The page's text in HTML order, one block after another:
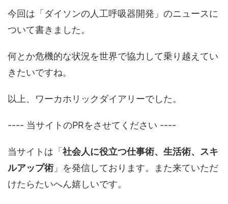
今回は「ダイソンの人工呼吸器開発」のニュースに
ついて書きました。
何とか危機的な状況を世界で協力して乗り越えてい
きたいですね。
以上、ワーカホリックダイアリーでした。
---- 当サイトのPRをさせてください ----
当サイトは「社会人に役立つ仕事術、生活術、スキ
ルアップ術」を発信しております。また来ていただ
けたらたいへん嬉しいです。